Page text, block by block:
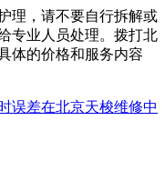
理，请不要自行拆解或
专业人员处理。拨打北
体的价格和服务内容
误差在北京天梭维修中